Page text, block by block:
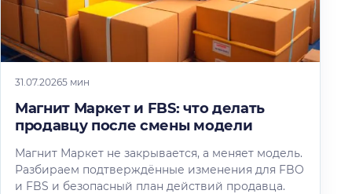
31.07.20265 мин
Магнит Маркет и FBS: что делать
продавцу после смены модели
Магнит Маркет не закрывается, а меняет модель.
Разбираем подтверждённые изменения для FBO
и FBS и безопасный план действий продавца.